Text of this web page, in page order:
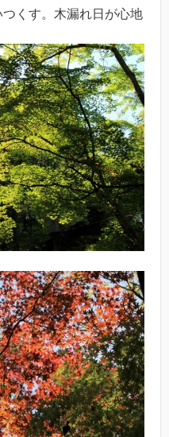
くす。木漏れ日が心地